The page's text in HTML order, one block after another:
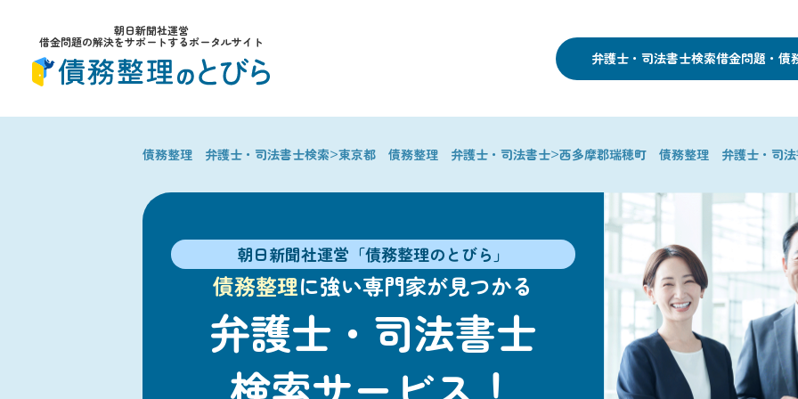
朝日新聞社運営
借金問題の解決をサポートするポータルサイト
弁護士・司法書士検索借金問題・債
債務整理 弁護士・司法書士検索>東京都 債務整理 弁護士・司法書士>西多摩郡瑞穂町 債務整理 弁護士・司法
朝日新聞社運営「債務整理のとびら」
債務整理に強い専門家が見つかる
弁護士・司法書士